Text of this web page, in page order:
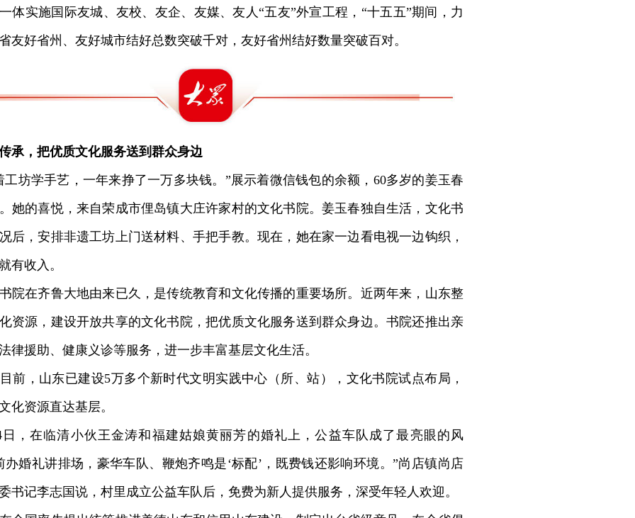
体实施国际友城、友校、友企、友媒、友人“五友”外宣工程，“十五五”期间，力
友好省州、友好城市结好总数突破千对，友好省州结好数量突破百对。
承，把优质文化服务送到群众身边
学手艺，一年来挣了一万多块钱。”展示着微信钱包的余额，60多岁的姜玉春
她的喜悦，来自荣成市俚岛镇大庄许家村的文化书院。姜玉春独自生活，文化书
后，安排非遗工坊上门送材料、手把手教。现在，她在家一边看电视一边钩织，
有收入。
齐鲁大地由来已久，是传统教育和文化传播的重要场所。近两年来，山东整
资源，建设开放共享的文化书院，把优质文化服务送到群众身边。书院还推出亲
律援助、健康义诊等服务，进一步丰富基层文化生活。
山东已建设5万多个新时代文明实践中心（所、站），文化书院试点布局，
化资源直达基层。
在临清小伙王金涛和福建姑娘黄丽芳的婚礼上，公益车队成了最亮眼的风
办婚礼讲排场，豪华车队、鞭炮齐鸣是‘标配’，既费钱还影响环境。”尚店镇尚店
书记李志国说，村里成立公益车队后，免费为新人提供服务，深受年轻人欢迎。